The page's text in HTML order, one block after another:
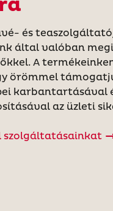
és
által valóban
A
örömmel
karbantartásával
az üzleti
szolgáltatásainkat